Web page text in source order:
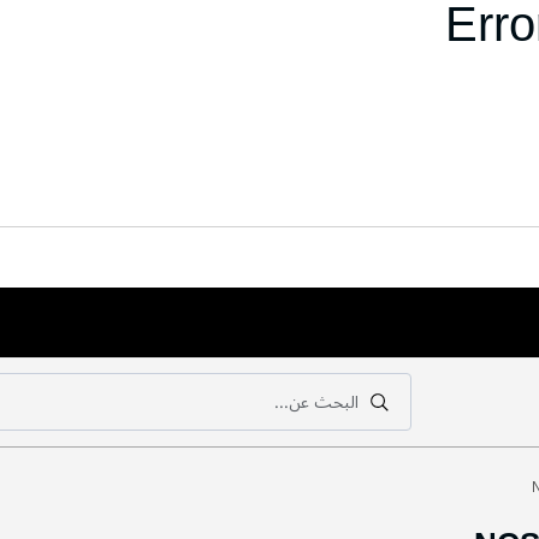
بحث
البحث عن...
بحث